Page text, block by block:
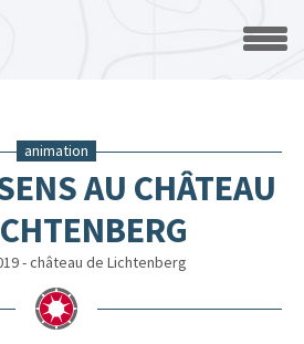
animation
AU CHÂTEAU
- château de Lichtenberg